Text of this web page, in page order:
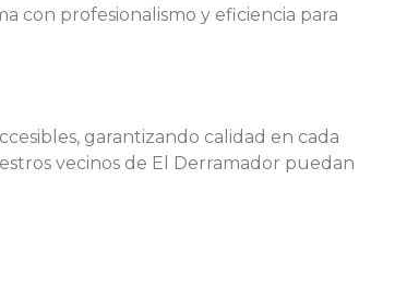
con profesionalismo y eficiencia para
garantizando calidad en cada
vecinos de El Derramador puedan